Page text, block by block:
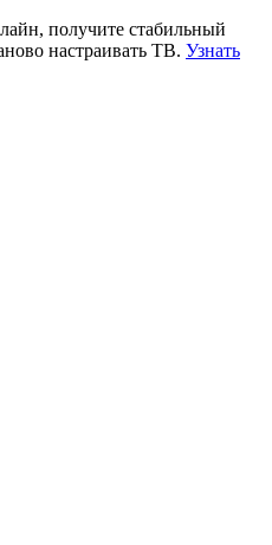
получите стабильный
настраивать ТВ. Узнать